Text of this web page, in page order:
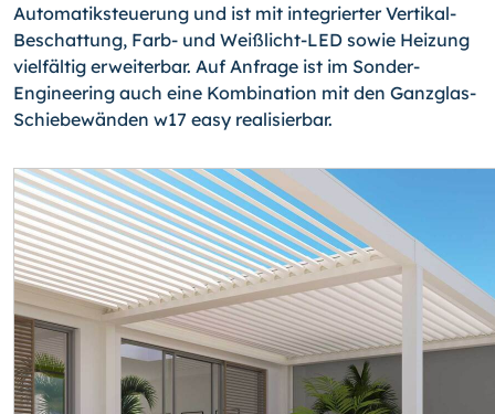
Automatiksteuerung und ist mit integrierter Vertikal-
Beschattung, Farb- und Weißlicht-LED sowie Heizung
vielfältig erweiterbar. Auf Anfrage ist im Sonder-
Engineering auch eine Kombination mit den Ganzglas-
Schie­be­wänden w17 easy realisierbar.